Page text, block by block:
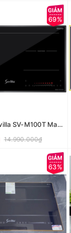
69%
Bếp từ đôi Sevilla SV-M100T Made in Malaysia
14.990.000₫
63%